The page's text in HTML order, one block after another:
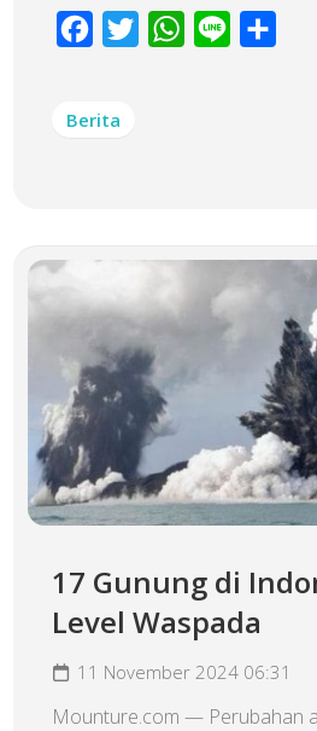
Facebook
Twitter WhatsApp
Line
Berita
17 Gunung di
Level Waspada
11 November 2024 06:31
Mounture.com — Perubahan